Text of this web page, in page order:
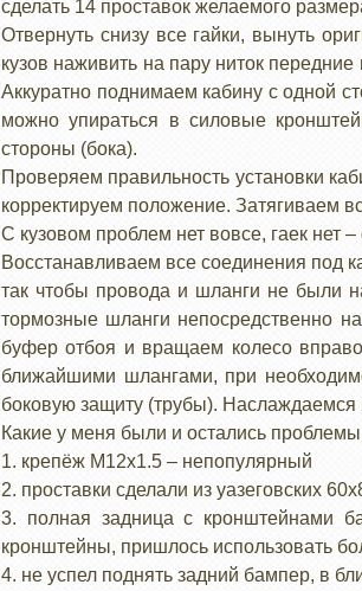
сделать 14 проставок желаемого
Отвернуть снизу все гайки, вынуть
кузов наживить на пару ниток
Аккуратно поднимаем кабину с одной
можно упираться в силовые
стороны (бока).
Проверяем правильность установки
корректируем положение. Затягиваем
С кузовом проблем нет вовсе, гаек нет
Восстанавливаем все соединения под
так чтобы провода и шланги не были
тормозные шланги непосредственно
буфер отбоя и вращаем колесо
ближайшими шлангами, при
боковую защиту (трубы). Наслаждаемся
Какие у меня были и остались
1. крепёж М12х1.5 – непопулярный
2. проставки сделали из уазеговских
3. полная задница с кронштейнами
кронштейны, пришлось использовать
4. не успел поднять задний бампер, в